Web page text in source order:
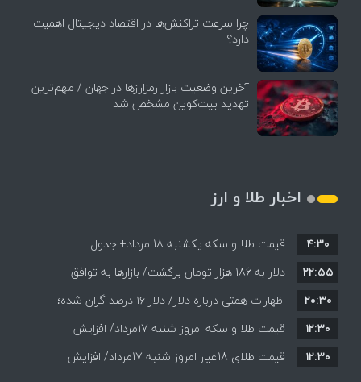
چرا سرعت تراکنش‌ها در اقتصاد دیجیتال اهمیت
دارد؟
آخرین وضعیت بازار رمزارزها در جهان / مهم‌ترین
تهدید بیت‌کوین مشخص شد
اخبار طلا و ارز
قیمت طلا و سکه یکشنبه 18 مرداد+ جدول
۴:۳۰
دلار به 186 هزار تومان برگشت/ بازارها به توافق
احتمالی هرمز چه واکنشی نشان دادند؟
۲۲:۵۵
اظهارات همتی درباره دلار/ دلار ۱۶ درصد گران شده؛
این افزایش طبیعی است
۲۰:۳۰
قیمت طلا و سکه امروز شنبه 17مرداد/ افزایش
همه قیمت ها + جدول و جزئیات
۱۲:۳۰
قیمت طلای 18عیار امروز شنبه 17مرداد/ افزایش
۱۲:۳۰